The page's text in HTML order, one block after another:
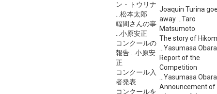
ン・トウリナ
...松本太郎
輻間さんの事
...小原安正
コンクールの
報告 ...小原安
正
コンクール入
者発表
コンクールを
Joaquin Turina
away ...Taro
Matsumoto
The story of
...Yasumasa Obara
Report of the
Competition
...Yasumasa Obara
Announcement of